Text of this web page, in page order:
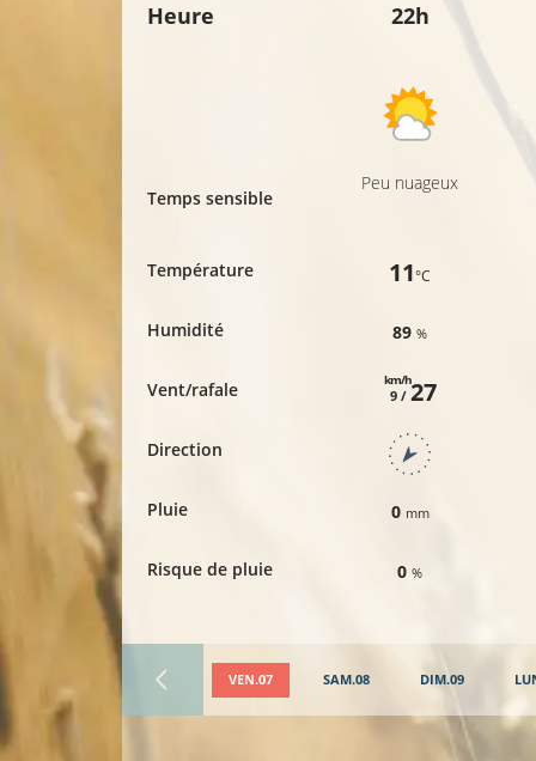
Heure
Temps sensible
Température
Humidité
Vent/rafale
Direction
Pluie
Risque de pluie
22h
Peu nuageux
11°C
89%
9 /
km/h27
0 mm
0%
VEN.07 SAM.08 DIM.09